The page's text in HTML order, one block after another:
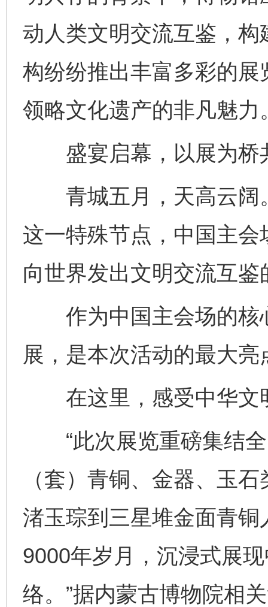
动人类文明交流互鉴，
构纷纷推出丰富多彩的
领略文化遗产的非凡魅力
盛宴启幕，以展为桥
青城五月，天高云阔
这一特殊节点，中国主
向世界发出文明交流互鉴
作为中国主会场的核
展，是本次活动的最大亮
在这里，感受中华文
“此次展览重磅集结全
（套）青铜、金器、玉
渚玉琮到三星堆金面青
9000年岁月，沉浸式展
络。”据内蒙古博物院相